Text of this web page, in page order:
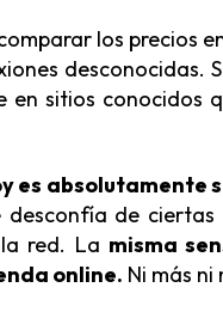
los precios
desconocidas.
en sitios conocidos
es absolutamente
desconfía de
red. La misma
online. Ni más ni